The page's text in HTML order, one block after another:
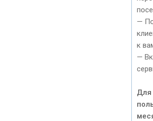
—
к
—
Для